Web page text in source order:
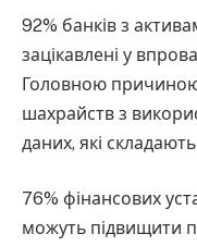
92% банків з
зацікавлені у
Головною причиною
шахрайств з
даних, які
76% фінансових
можуть підвищити